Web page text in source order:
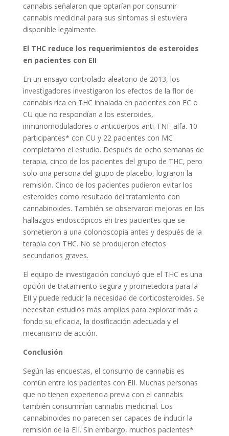
cannabis señalaron que optarían por consumir
cannabis medicinal para sus síntomas si estuviera
disponible legalmente.
El THC reduce los requerimientos de esteroides
en pacientes con EII
En un ensayo controlado aleatorio de 2013, los
investigadores investigaron los efectos de la flor de
cannabis rica en THC inhalada en pacientes con EC o
CU que no respondían a los esteroides,
inmunomoduladores o anticuerpos anti-TNF-alfa. 10
participantes* con CU y 22 pacientes con MC
completaron el estudio. Después de ocho semanas de
terapia, cinco de los pacientes del grupo de THC, pero
solo una persona del grupo de placebo, lograron la
remisión. Cinco de los pacientes pudieron evitar los
esteroides como resultado del tratamiento con
cannabinoides. También se observaron mejoras en los
hallazgos endoscópicos en tres pacientes que se
sometieron a una colonoscopia antes y después de la
terapia con THC. No se produjeron efectos
secundarios graves.
El equipo de investigación concluyó que el THC es una
opción de tratamiento segura y prometedora para la
EII y puede reducir la necesidad de corticosteroides. Se
necesitan estudios más amplios para explorar más a
fondo su eficacia, la dosificación adecuada y el
mecanismo de acción.
Conclusión
Según las encuestas, el consumo de cannabis es
común entre los pacientes con EII. Muchas personas
que no tienen experiencia previa con el cannabis
también consumirían cannabis medicinal. Los
cannabinoides no parecen ser capaces de inducir la
remisión de la EII. Sin embargo, muchos pacientes*